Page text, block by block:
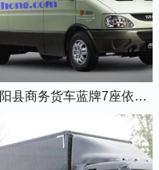
辽阳县商务货车蓝牌7座依维柯全顺车